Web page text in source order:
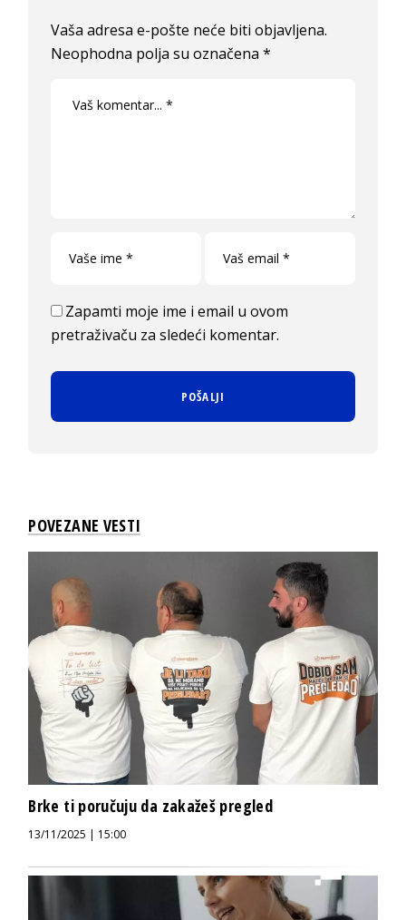
Vaša adresa e-pošte neće biti objavljena.
Neophodna polja su označena*
Zapamti moje ime i email u ovom
pretraživaču za sledeći komentar.
POVEZANE VESTI
Brke ti poručuju da zakažeš pregled
13/11/2025 | 15:00